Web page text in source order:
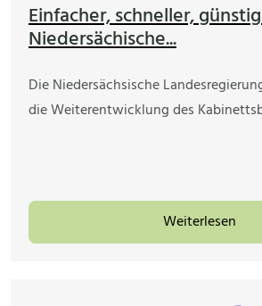
Einfacher, schneller,
Niedersächische...
Die Niedersächsische
die Weiterentwicklung des
Weiterlesen